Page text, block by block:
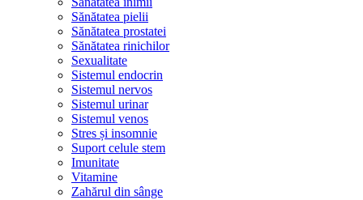
Sănătatea pielii
Sănătatea prostatei
Sănătatea rinichilor
Sexualitate
Sistemul endocrin
Sistemul nervos
Sistemul urinar
Sistemul venos
Stres și insomnie
Suport celule stem
Imunitate
Vitamine
Zahărul din sânge